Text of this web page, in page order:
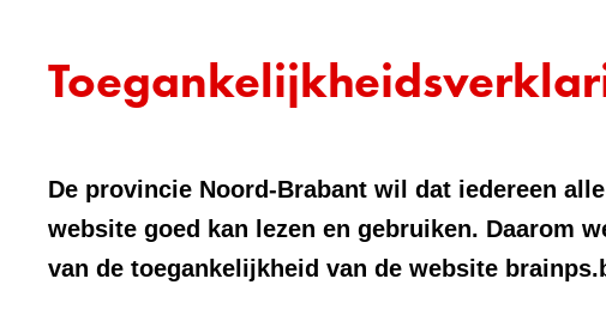
De provincie Noord-Brabant wil dat iedereen
website goed kan lezen en gebruiken. Daarom
van de toegankelijkheid van de website